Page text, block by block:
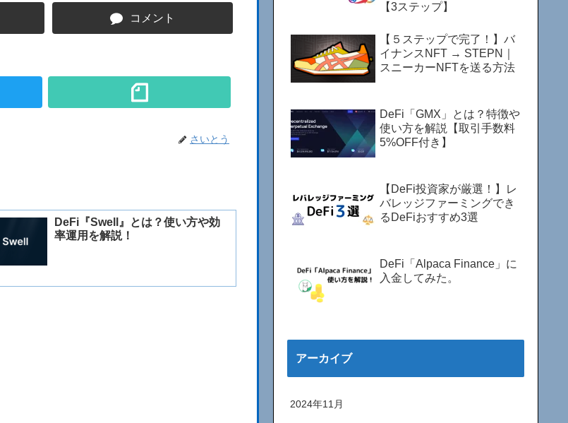
コメント
さいとう
DeFi『Swell』とは？使い方や効
率運用を解説！
【3ステップ】
【５ステップで完了！】バ
イナンスNFT → STEPN｜
スニーカーNFTを送る方法
DeFi「GMX」とは？特徴や
使い方を解説【取引手数料
5%OFF付き】
【DeFi投資家が厳選！】レ
バレッジファーミングでき
るDeFiおすすめ3選
DeFi「Alpaca Finance」に
入金してみた。
アーカイブ
2024年11月